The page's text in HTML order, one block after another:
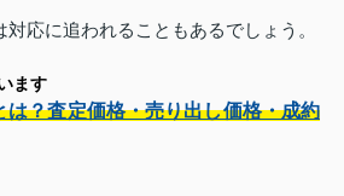
応に追われることもあるでしょう。
ます
は？査定価格・売り出し価格・成約